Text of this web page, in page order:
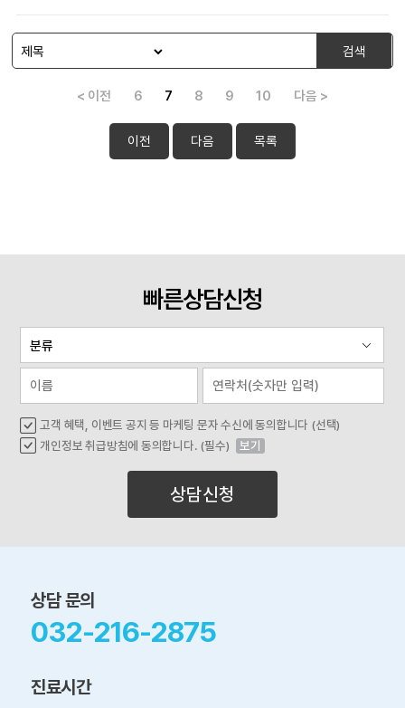
검색
< 이전 6 7 8 9 10 다음 >
이전 다음 목록
빠른상담신청
고객 혜택, 이벤트 공지 등 마케팅 문자 수신에 동의합니다 (선택)
개인정보 취급방침에 동의합니다. (필수)
보기
상담신청
상담 문의
032-216-2875
진료시간